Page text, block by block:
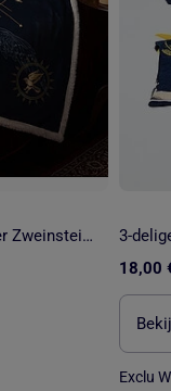
Coral & Sherpa Deken Harry Potter Zweinstein 130x170cm – Gouden Wapenschild – Officiële Licentie
3-
18,00
Exclu